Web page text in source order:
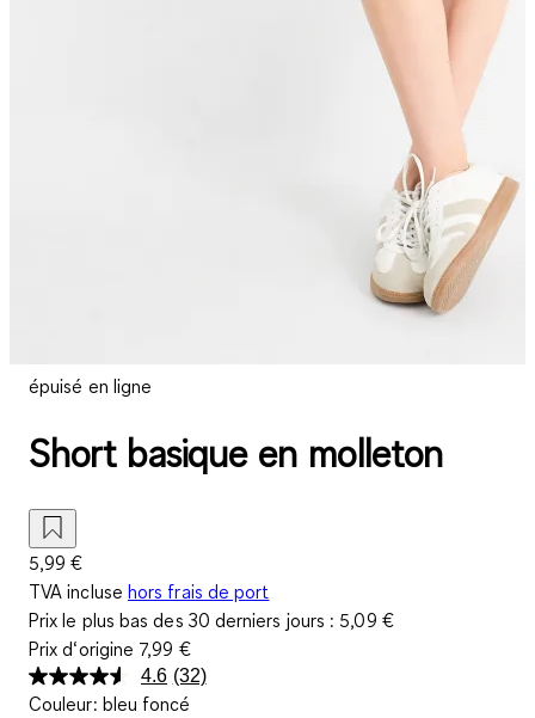
épuisé en ligne
Short basique en molleton
5,99 €
TVA incluse hors frais de port
Prix le plus bas des 30 derniers jours : 5,09 €
Prix d‘origine 7,99 €
4.6 Lire
32
(32)
Couleur: bleu foncé